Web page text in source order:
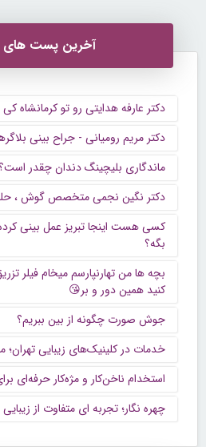
آخرین پست های
دکتر عارفه هدایتی رو تو کرمانشاه
دکتر مریم رومیانی - جراح بینی
ماندگاری بلیچینگ دندان چقدر است؟
دکتر نگین نجمی متخصص گوش ،
کسی هست اینجا تبریز عمل بینی
بگه؟
بچه ها من تهارنپارسم میخام فیلر
کنید همین دور و بر😘
جوش صورت چگونه از بین ببریم؟
خدمات در کلینیک‌های زیبایی تهران؛
استخدام ناخن‌کار و مژه‌کار حرفه‌ای
چهره نگار؛ تجربه ‌ای متفاوت از